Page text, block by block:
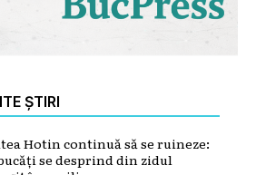
ȘTIRI
Hotin continuă să se ruineze:
se desprind din zidul